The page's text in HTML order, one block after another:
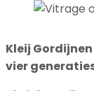
Kleij
vier